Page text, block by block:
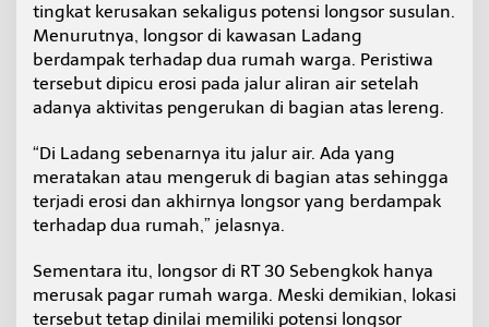
a
h
T
i
t
i
tingkat kerusakan sekaligus potensi longsor susulan.
Menurutnya, longsor di kawasan Ladang
berdampak terhadap dua rumah warga. Peristiwa
tersebut dipicu erosi pada jalur aliran air setelah
adanya aktivitas pengerukan di bagian atas lereng.
“Di Ladang sebenarnya itu jalur air. Ada yang
meratakan atau mengeruk di bagian atas sehingga
terjadi erosi dan akhirnya longsor yang berdampak
terhadap dua rumah,” jelasnya.
Sementara itu, longsor di RT 30 Sebengkok hanya
merusak pagar rumah warga. Meski demikian, lokasi
tersebut tetap dinilai memiliki potensi longsor